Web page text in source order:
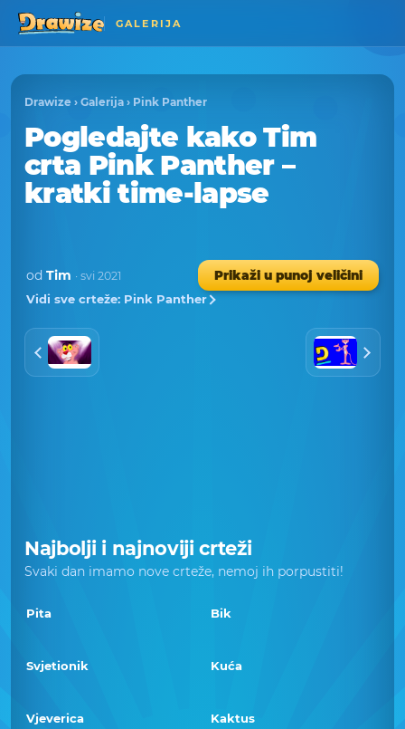
GALERIJA
Drawize › Galerija › Pink Panther
Pogledajte kako Tim
crta Pink Panther –
kratki time-lapse
od Tim · svi 2021
Prikaži u punoj veličini
Vidi sve crteže: Pink Panther
Najbolji i najnoviji crteži
Svaki dan imamo nove crteže, nemoj ih porpustiti!
Pita Bik
Svjetionik Kuća
Vjeverica Kaktus